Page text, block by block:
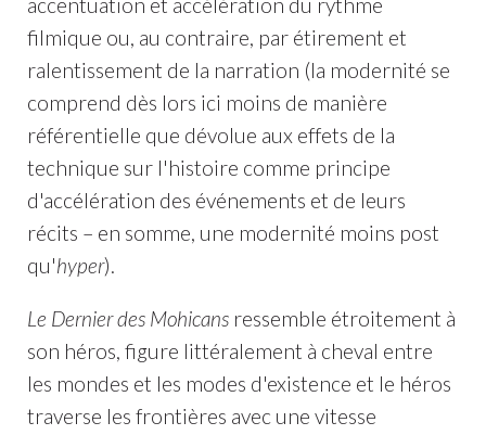
filmique ou, au contraire, par étirement et
ralentissement de la narration (la modernité se
comprend dès lors ici moins de manière
référentielle que dévolue aux effets de la
technique sur l'histoire comme principe
d'accélération des événements et de leurs
récits – en somme, une modernité moins post
qu'hyper).
Le Dernier des Mohicansressemble étroitement à
son héros, figure littéralement à cheval entre
les mondes et les modes d'existence et le héros
traverse les frontières avec une vitesse